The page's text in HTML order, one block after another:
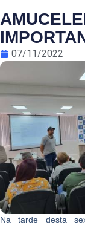
07/11/2022
Na tarde desta